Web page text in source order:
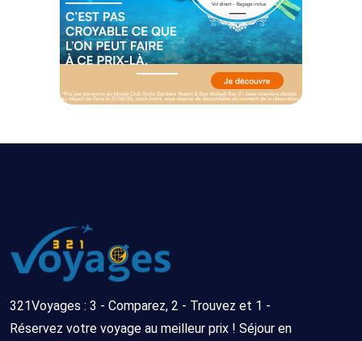
321Voyages : 3 - Comparez, 2 - Trouvez et 1 -
Réservez votre voyage au meilleur prix ! Séjour en